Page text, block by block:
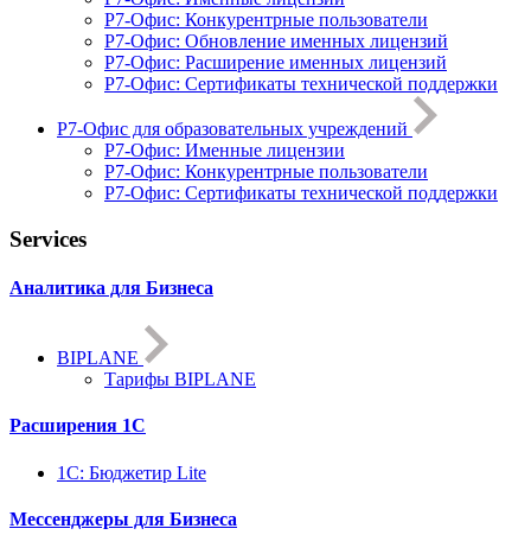
Р7-Офис: Конкурентрные пользователи
Р7-Офис: Обновление именных лицензий
Р7-Офис: Расширение именных лицензий
Р7-Офис: Сертификаты технической поддержки
Р7-Офис для образовательных учреждений
Р7-Офис: Именные лицензии
Р7-Офис: Конкурентрные пользователи
Р7-Офис: Сертификаты технической поддержки
Services
Аналитика для Бизнеса
BIPLANE
Тарифы BIPLANE
Расширения 1С
1C: Бюджетир Lite
Мессенджеры для Бизнеса